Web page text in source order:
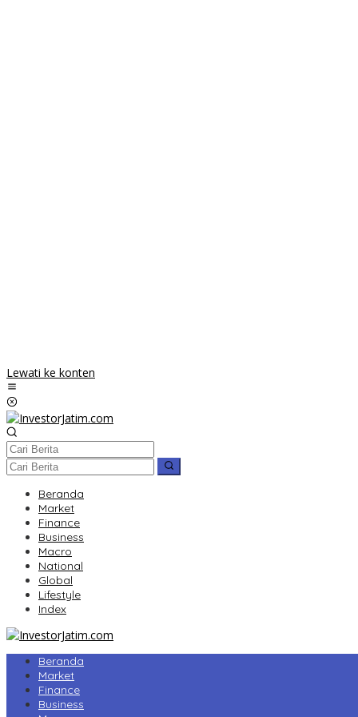
Lewati ke konten
Beranda
Market
Finance
Business
Macro
National
Global
Lifestyle
Index
Beranda
Market
Finance
Business